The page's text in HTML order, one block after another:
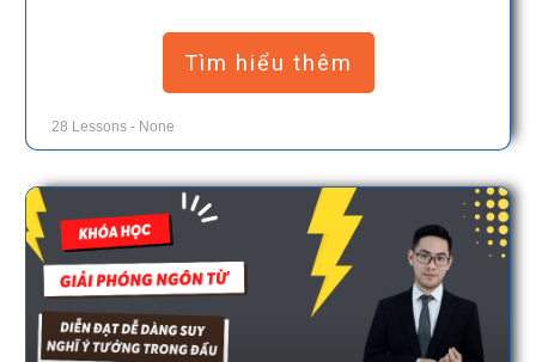
Tìm hiểu thêm
28 Lessons - None